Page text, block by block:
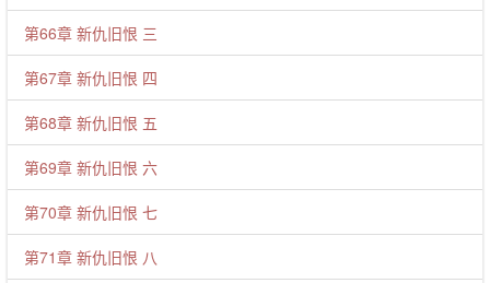
第66章 新仇旧恨 三
第67章 新仇旧恨 四
第68章 新仇旧恨 五
第69章 新仇旧恨 六
第70章 新仇旧恨 七
第71章 新仇旧恨 八